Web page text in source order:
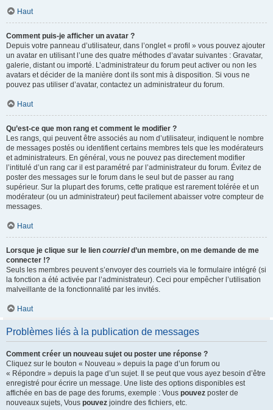
Haut
Comment puis-je afficher un avatar ?
Depuis votre panneau d’utilisateur, dans l’onglet « profil » vous pouvez ajouter
un avatar en utilisant l’une des quatre méthodes d’avatar suivantes : Gravatar,
galerie, distant ou importé. L’administrateur du forum peut activer ou non les
avatars et décider de la manière dont ils sont mis à disposition. Si vous ne
pouvez pas utiliser d’avatar, contactez un administrateur du forum.
Haut
Qu’est-ce que mon rang et comment le modifier ?
Les rangs, qui peuvent être associés au nom d’utilisateur, indiquent le nombre
de messages postés ou identifient certains membres tels que les modérateurs
et administrateurs. En général, vous ne pouvez pas directement modifier
l’intitulé d’un rang car il est paramétré par l’administrateur du forum. Évitez de
poster des messages sur le forum dans le seul but de passer au rang
supérieur. Sur la plupart des forums, cette pratique est rarement tolérée et un
modérateur (ou un administrateur) peut facilement abaisser votre compteur de
messages.
Haut
Lorsque je clique sur le lien courrield’un membre, on me demande de me
connecter !?
Seuls les membres peuvent s’envoyer des courriels via le formulaire intégré (si
la fonction a été activée par l’administrateur). Ceci pour empêcher l’utilisation
malveillante de la fonctionnalité par les invités.
Haut
Problèmes liés à la publication de messages
Comment créer un nouveau sujet ou poster une réponse ?
Cliquez sur le bouton « Nouveau » depuis la page d’un forum ou
« Répondre » depuis la page d’un sujet. Il se peut que vous ayez besoin d’être
enregistré pour écrire un message. Une liste des options disponibles est
affichée en bas de page des forums, exemple : Vous pouvez poster de
nouveaux sujets, Vous pouvez joindre des fichiers, etc.